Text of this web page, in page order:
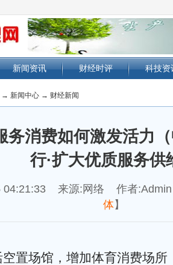
新闻资讯 财经时评 科技资
→ 新闻中心 → 财经新闻
务消费如何激发活力
行·扩大优质服务供
04:21:33 来源:网络 作者:Admin
体】
场馆，增加体育消费场所